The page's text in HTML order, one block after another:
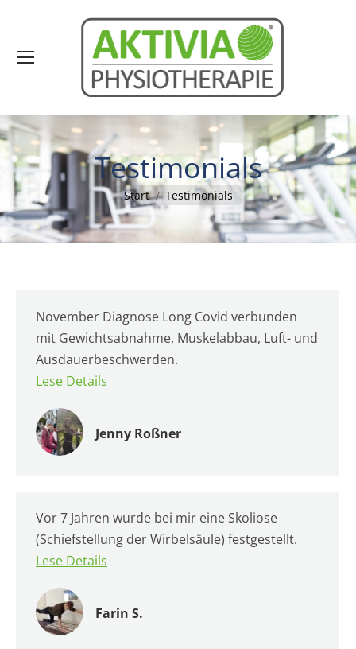
Testimonials
Sie befinden sich hier:
Start Testimonials
November Diagnose Long Covid verbunden
mit Gewichtsabnahme, Muskelabbau, Luft- und
Ausdauerbeschwerden.
Lese Details
Jenny Roßner
Vor 7 Jahren wurde bei mir eine Skoliose
(Schiefstellung der Wirbelsäule) festgestellt.
Lese Details
Farin S.